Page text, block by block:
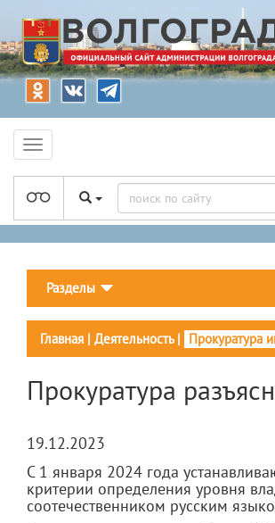
Разделы
Главная | Деятельность| Прокуратура
Прокуратура
19.12.2023
С 1 января 2024 года
критерии определения уровня
соотечественником русским